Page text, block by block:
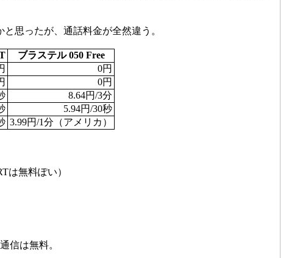
思ったが、通話料金が全然違う。
ブラステル 050 Free
0円
0円
8.64円/3分
5.94円/30秒
3.99円/1分（アメリカ）
は無料ぽい）
信は無料。